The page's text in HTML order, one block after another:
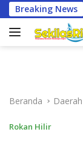
Langsung
ke
konten
Breaking News
Pemda
Beranda Daerah
Rokan Hilir